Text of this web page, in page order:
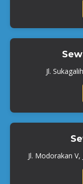
Jl.
Jl. Modorakan